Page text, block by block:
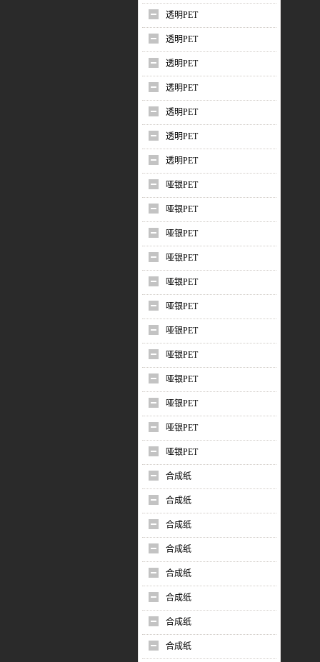
透明PET
透明PET
透明PET
透明PET
透明PET
透明PET
透明PET
哑银PET
哑银PET
哑银PET
哑银PET
哑银PET
哑银PET
哑银PET
哑银PET
哑银PET
哑银PET
哑银PET
哑银PET
合成纸
合成纸
合成纸
合成纸
合成纸
合成纸
合成纸
合成纸